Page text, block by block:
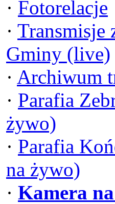
· Fotorelacje
· Transmisje
Gminy (live)
· Archiwum
· Parafia
żywo)
· Parafia
na żywo)
· Kamera